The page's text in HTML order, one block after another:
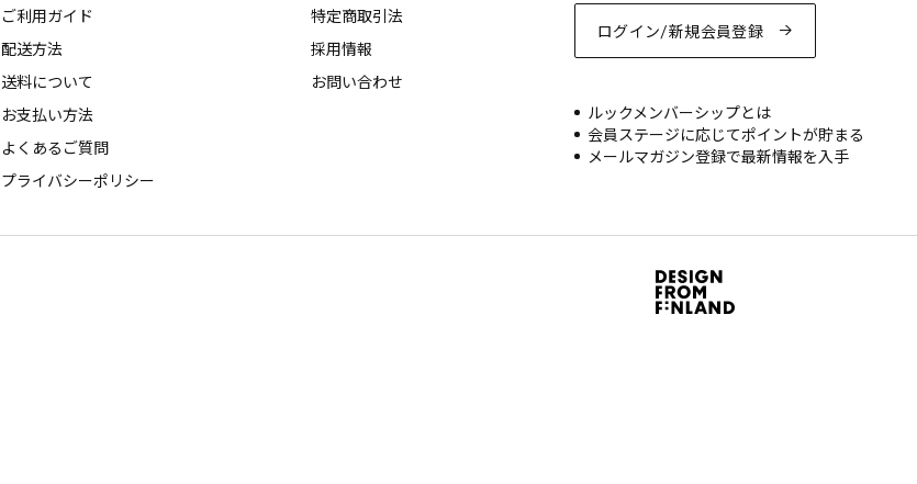
ご利用ガイド
配送方法
送料について
お支払い方法
よくあるご質問
プライバシーポリシー
特定商取引法
採用情報
お問い合わせ
ログイン/新規会員登録
ルックメンバーシップとは
会員ステージに応じてポイントが貯まる
メールマガジン登録で最新情報を入手